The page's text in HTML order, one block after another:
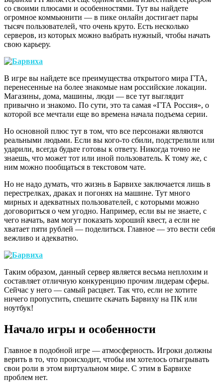
со своими плюсами и особенностями. Тут вы найдете
огромное коммьюнити — в пике онлайн достигает пары
тысяч пользователей, что очень круто. Есть несколько
серверов, из которых можно выбрать нужный, чтобы начать
свою карьеру.
В игре вы найдете все преимущества открытого мира ГТА,
перенесенные на более знакомые нам российские локации.
Магазины, дома, машины, люди — все тут выглядит
привычно и знакомо. По сути, это та самая «ГТА Россия», о
которой все мечтали еще во времена начала подъема серии.
Но основной плюс тут в том, что все персонажи являются
реальными людьми. Если вы кого-то сбили, подстрелили или
ударили, всегда будьте готовы к ответу. Никогда точно не
знаешь, что может тот или иной пользователь. К тому же, с
ним можно пообщаться в текстовом чате.
Но не надо думать, что жизнь в Барвихе заключается лишь в
перестрелках, драках и погонях на машине. Тут много
мирных и адекватных пользователей, с которыми можно
договориться о чем угодно. Например, если вы не знаете, с
чего начать, вам могут показать хороший квест, а если не
хватает пяти рублей — поделиться. Главное — это вести себя
вежливо и адекватно.
Таким образом, данный сервер является весьма неплохим и
составляет отличную конкуренцию прочим лидерам сферы.
Сейчас у него — самый расцвет. Так что, если не хотите
ничего пропустить, спешите скачать Барвиху на ПК или
ноутбук!
Начало игры и особенности
Главное в подобной игре — атмосферность. Игроки должны
верить в то, что происходит, чтобы им хотелось отыгрывать
свои роли в этом виртуальном мире. С этим в Барвихе
проблем нет.